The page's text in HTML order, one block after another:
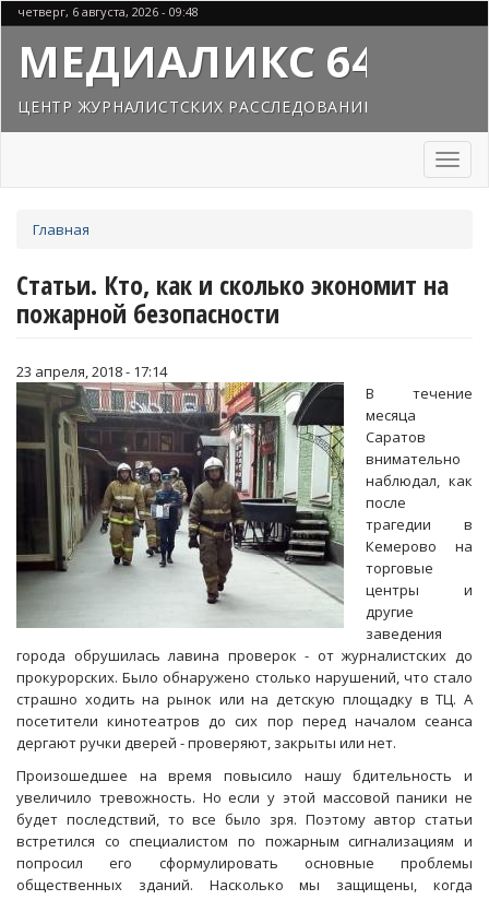
Перейти
к
основному
содержанию
четверг, 6 августа, 2026 - 09:48
МЕДИАЛИКС 64
ЦЕНТР ЖУРНАЛИСТСКИХ РАССЛЕДОВАНИЙ
Toggle
здесь
Главная
Статьи. Кто, как и сколько экономит на
пожарной безопасности
23 апреля, 2018 - 17:14
В течение
месяца
Саратов
внимательно
наблюдал, как
после
трагедии в
Кемерово на
торговые
центры и
другие
заведения
города обрушилась лавина проверок - от журналистских до
прокурорских. Было обнаружено столько нарушений, что стало
страшно ходить на рынок или на детскую площадку в ТЦ. А
посетители кинотеатров до сих пор перед началом сеанса
дергают ручки дверей - проверяют, закрыты или нет.
Произошедшее на время повысило нашу бдительность и
увеличило тревожность. Но если у этой массовой паники не
будет последствий, то все было зря. Поэтому автор статьи
встретился со специалистом по пожарным сигнализациям и
попросил его сформулировать основные проблемы
общественных зданий. Насколько мы защищены, когда